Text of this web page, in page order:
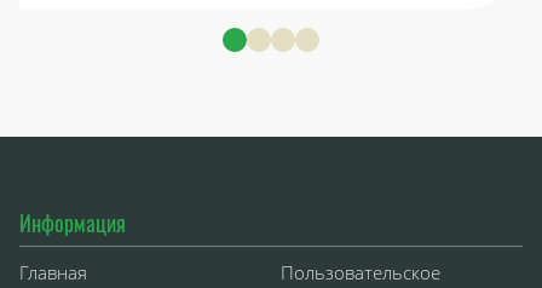
Информация
Главная
Пользовательское